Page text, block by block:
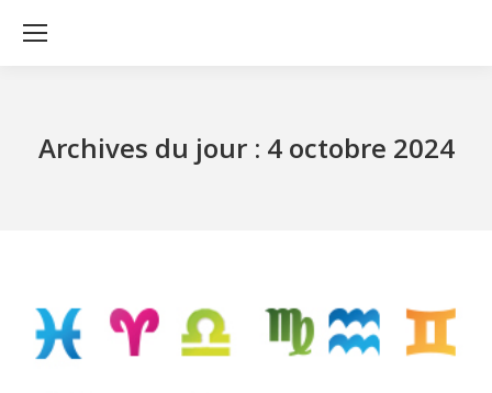
Archives du jour : 4 octobre 2024